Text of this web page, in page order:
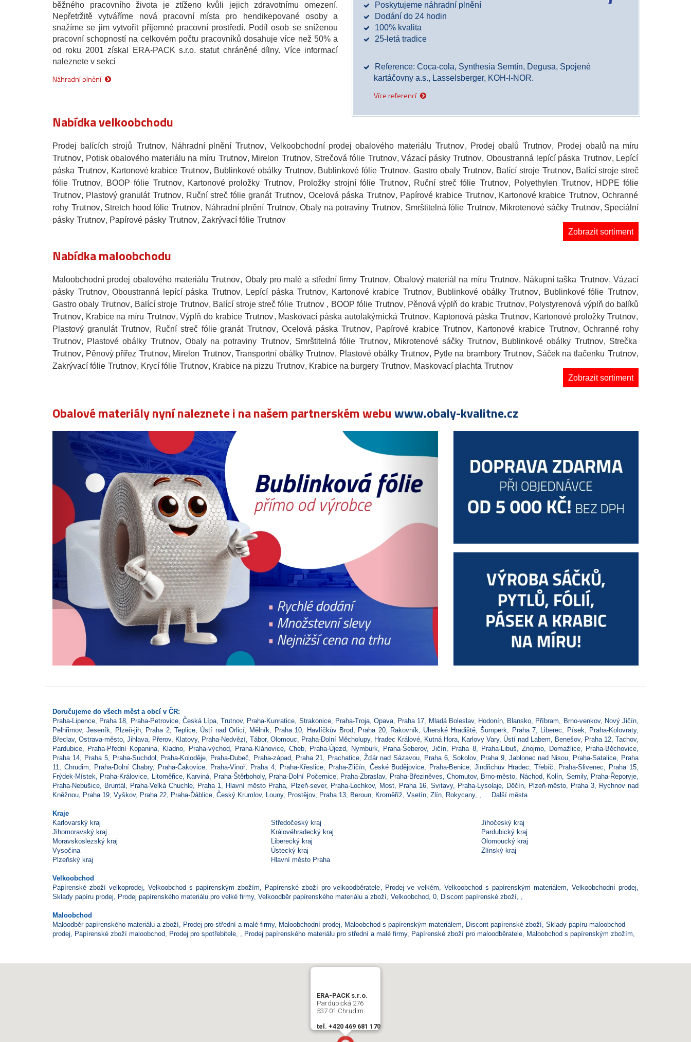
běžného pracovního života je ztíženo kvůli jejich zdravotnímu omezení.
Nepřetržitě vytváříme nová pracovní místa pro hendikepované osoby a
snažíme se jim vytvořit příjemné pracovní prostředí. Podíl osob se sníženou
pracovní schopností na celkovém počtu pracovníků dosahuje více než 50% a
od roku 2001 získal ERA-PACK s.r.o. statut chráněné dílny. Více informací
naleznete v sekci
Náhradní plnění
Poskytujeme náhradní plnění
Dodání do 24 hodin
100% kvalita
25-letá tradice
Reference: Coca-cola, Synthesia Semtín, Degusa, Spojené
kartáčovny a.s., Lasselsberger, KOH-I-NOR.
Více referencí
Nabídka velkoobchodu
Prodej balících strojů Trutnov, Náhradní plněníTrutnov, Velkoobchodní prodej obalového materiálu Trutnov, Prodej obalů Trutnov, Prodej obalů na míru
Trutnov, Potisk obalového materiálu na míru Trutnov, Mirelon Trutnov, Strečová fólie Trutnov, Vázací páskyTrutnov, Oboustranná lepící páska Trutnov, Lepící
páska Trutnov, Kartonové krabice Trutnov, Bublinkové obálkyTrutnov, Bublinkové fólie Trutnov, Gastro obalyTrutnov, Balící strojeTrutnov, Balící stroje streč
fólie Trutnov, BOOP fólie Trutnov, Kartonové proložky Trutnov, Proložky strojní fólieTrutnov, Ruční streč fólieTrutnov, Polyethylen Trutnov, HDPE fólie
Trutnov, Plastový granulátTrutnov, Ruční streč fólie granátTrutnov, Ocelová páskaTrutnov, Papírové krabiceTrutnov, Kartonové krabiceTrutnov, Ochranné
rohy Trutnov, Stretch hood fólie Trutnov, Náhradní plněníTrutnov, Obaly na potraviny Trutnov, Smrštitelná fólie Trutnov, Mikrotenové sáčkyTrutnov, Speciální
pásky Trutnov, Papírové pásky Trutnov, Zakrývací fólie Trutnov
Zobrazit sortiment
Nabídka maloobchodu
Maloobchodní prodej obalového materiálu Trutnov, Obaly pro malé a střední firmy Trutnov, Obalový materiál na míru Trutnov, Nákupní taška Trutnov, Vázací
pásky Trutnov, Oboustranná lepící páska Trutnov, Lepící páskaTrutnov, Kartonové krabice Trutnov, Bublinkové obálkyTrutnov, Bublinkové fólie Trutnov,
Gastro obaly Trutnov, Balící strojeTrutnov, Balící stroje streč fólieTrutnov , BOOP fólieTrutnov, Pěnová výplň do krabicTrutnov, Polystyrenová výplň do balíků
Trutnov, Krabice na míru Trutnov, Výplň do krabiceTrutnov, Maskovací páska autolakýrnickáTrutnov, Kaptonová páskaTrutnov, Kartonové proložkyTrutnov,
Plastový granulátTrutnov, Ruční streč fólie granátTrutnov, Ocelová páskaTrutnov, Papírové krabiceTrutnov, Kartonové krabiceTrutnov, Ochranné rohy
Trutnov, Plastové obálky Trutnov, Obaly na potraviny Trutnov, Smrštitelná fólie Trutnov, Mikrotenové sáčky Trutnov, Bublinkové obálky Trutnov, Strečka
Trutnov, Pěnový přířez Trutnov, Mirelon Trutnov, Transportní obálkyTrutnov, Plastové obálkyTrutnov, Pytle na bramboryTrutnov, Sáček na tlačenku Trutnov,
Zakrývací fólie Trutnov, Krycí fólie Trutnov, Krabice na pizzu Trutnov, Krabice na burgery Trutnov, Maskovací plachta Trutnov
Zobrazit sortiment
Obalové materiály nyní naleznete i na našem partnerském webuwww.obaly-kvalitne.cz
Předchozí
Doručujeme do všech měst a obcí v ČR:
Praha-Lipence
Praha 18 Praha-Petrovice, Česká Lípa ,Trutnov, Praha-Kunratice Strakonice, Praha-Troja,Opava Praha 17 Mladá Boleslav, Hodonín Blansko Příbram Brno-venkov, Nový Jičín
Pelhřimov,Jeseník Plzeň-jih, Praha 2, Teplice, Ústí nad Orlicí Mělník Praha 10 Havlíčkův Brod Praha 20, Rakovník Uherské Hradiště,Šumperk Praha 7, Liberec Písek Praha-Kolovraty,
Břeclav, Ostrava-město Jihlava Přerov, Klatovy, Praha-Nedvězí Tábor, Olomouc Praha-Dolní Měcholupy, Hradec Králové Kutná Hora Karlovy Vary, Ústí nad Labem Benešov, Praha 12 Tachov,
Pardubice
Praha-Přední Kopanina Kladno Praha-východ Praha-Klánovice, Cheb, Praha-Újezd Nymburk Praha-Šeberov,Jičín Praha 8, Praha-Libuš Znojmo, Domažlice, Praha-Běchovice
Praha 14, Praha 5, Praha-Suchdol Praha-Koloděje Praha-Dubeč Praha-západ Praha 21 Prachatice, Žďár nad Sázavou Praha 6 Sokolov, Praha 9, Jablonec nad Nisou Praha-Satalice
Praha
11
Chrudim Praha-Dolní Chabry, Praha-Čakovice, Praha-Vinoř, Praha 4, Praha-Křeslice, Praha-Zličín, České Budějovice Praha-Benice ,Jindřichův Hradec ,Třebíč Praha-Slivenec Praha 15
Frýdek-Místek
Praha-Královice Litoměřice, Karviná Praha-Štěrboholy, Praha-Dolní Počernice, Praha-Zbraslav, Praha-Březiněves Chomutov, Brno-město Náchod Kolín Semily, Praha-Řeporyje
Praha-Nebušice
Bruntál Praha-Velká Chuchle Praha 1 Hlavní město Praha Plzeň-sever, Praha-Lochkov, Most, Praha 16, Svitavy, Praha-Lysolaje, Děčín, Plzeň-město Praha 3
Rychnov nad
Kněžnou
Praha 19 Vyškov, Praha 22 Praha-Ďáblice Český Krumlov, Louny, Prostějov, Praha 13 Beroun Kroměříž Vsetín Zlín Rokycany, Další města
Kraje
Karlovarský kraj
Středočeský kraj
Jihočeský kraj
Jihomoravský kraj
Královéhradecký kraj
Pardubický kraj
Moravskoslezský kraj
Liberecký kraj
Olomoucký kraj
Vysočina
Ústecký kraj
Zlínský kraj
Plzeňský kraj
Hlavní město Praha
Velkoobchod
Papírenské zboží velkoprodej
Velkoobchod s papírenským zbožím Papírenské zboží pro velkoodběratele Prodej ve velkém ,Velkoobchod s papírenským materiálem ,Velkoobchodní prodej
Sklady papíru prodej
Prodej papírenského materiálu pro velké firmy, Velkoodběr papírenského materiálu a zboží Velkoobchod 0 Discont papírenské zboží
Maloobchod
Maloodběr papírenského materiálu a zboží
Prodej pro střední a malé firmy, Maloobchodní prodej Maloobchod s papírenským materiálem Discont papírenské zboží Sklady papíru maloobchod
prodej
Papírenské zboží maloobchod Prodej pro spotřebitele Prodej papírenského materiálu pro střední a malé firmy, Papírenské zboží pro maloodběratele Maloobchod s papírenským zbožím
ERA-PACK s.r.o.
Pardubická 276
537 01 Chrudim
tel. +420 469 681 170